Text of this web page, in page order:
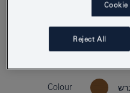
40284DL1
Colour
Reject All